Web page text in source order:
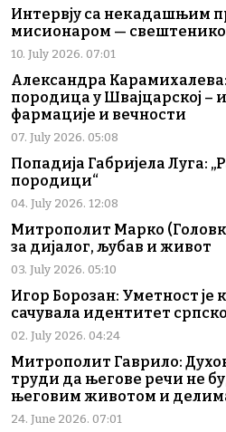
Интервју са некадашњим
мисионаром —
10. July 2026. 07:01
Александра
породица у Швајцарској –
фармације и вечности
07. July 2026. 05:08
Попадија Габријела Луга:
породици“
04. July 2026. 12:08
Митрополит Марко
за дијалог, љубав и живот
03. July 2026. 05:10
Игор Борозан: Уметност је
сачувала идентитет
02. July 2026. 04:24
Митрополит Гаврило:
труди да његове речи не
његовим животом и
24. June 2026. 07:01